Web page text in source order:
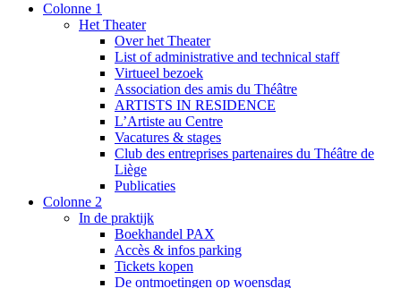
Colonne 1
Het Theater
Over het Theater
List of administrative and technical staff
Virtueel bezoek
Association des amis du Théâtre
ARTISTS IN RESIDENCE
L’Artiste au Centre
Vacatures & stages
Club des entreprises partenaires du Théâtre de
Liège
Publicaties
Colonne 2
In de praktijk
Boekhandel PAX
Accès & infos parking
Tickets kopen
De ontmoetingen op woensdag